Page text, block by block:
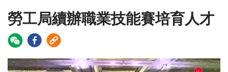
勞工局續辦職業技能賽培育人才
Video